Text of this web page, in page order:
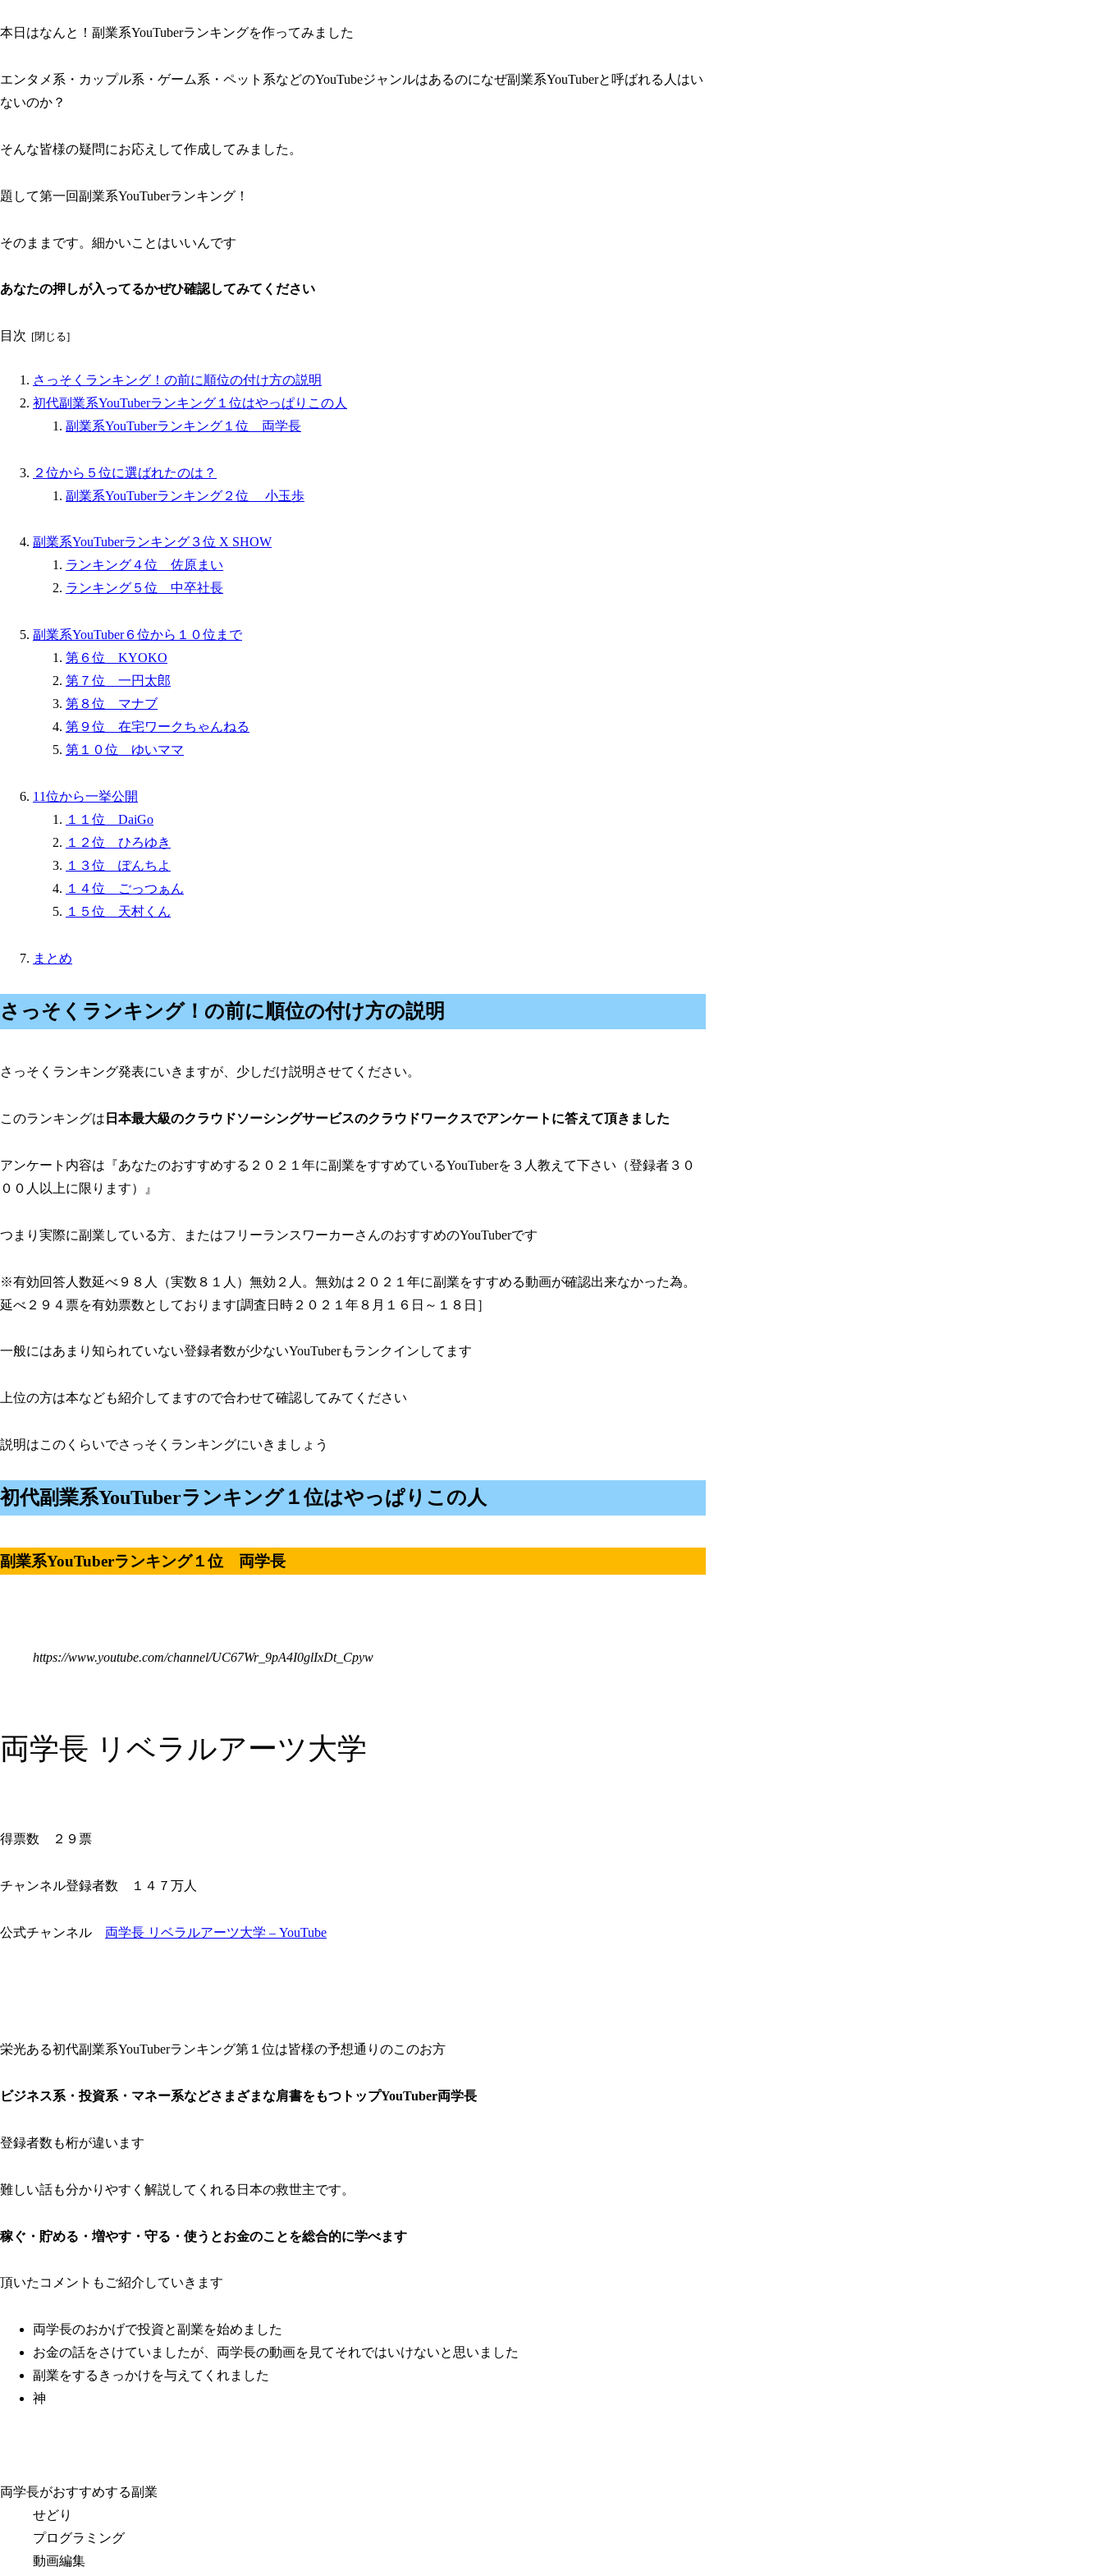
本日はなんと！副業系YouTuberランキングを作ってみました
エンタメ系・カップル系・ゲーム系・ペット系などのYouTubeジャンルはあるのになぜ副業系YouTuberと呼ばれる人はい
ないのか？
そんな皆様の疑問にお応えして作成してみました。
題して第一回副業系YouTuberランキング！
そのままです。細かいことはいいんです
あなたの押しが入ってるかぜひ確認してみてください
目次
さっそくランキング！の前に順位の付け方の説明
初代副業系YouTuberランキング１位はやっぱりこの人
副業系YouTuberランキング１位 両学長
２位から５位に選ばれたのは？
副業系YouTuberランキング２位 小玉歩
副業系YouTuberランキング３位 X SHOW
ランキング４位 佐原まい
ランキング５位 中卒社長
副業系YouTuber６位から１０位まで
第６位 KYOKO
第７位 一円太郎
第８位 マナブ
第９位 在宅ワークちゃんねる
第１０位 ゆいママ
11位から一挙公開
１１位 DaiGo
１２位 ひろゆき
１３位 ぽんちよ
１４位 ごっつぁん
１５位 天村くん
まとめ
さっそくランキング！の前に順位の付け方の説明
さっそくランキング発表にいきますが、少しだけ説明させてください。
このランキングは 日本最大級のクラウドソーシングサービスのクラウドワークスでアンケートに答えて頂きました
アンケート内容は『あなたのおすすめする２０２１年に副業をすすめているYouTuberを３人教えて下さい（登録者３０
００人以上に限ります）』
つまり実際に副業している方、またはフリーランスワーカーさんのおすすめのYouTuberです
※有効回答人数延べ９８人（実数８１人）無効２人。無効は２０２１年に副業をすすめる動画が確認出来なかった為。
延べ２９４票を有効票数としております[調査日時２０２１年８月１６日～１８日］
一般にはあまり知られていない登録者数が少ないYouTuberもランクインしてます
上位の方は本なども紹介してますので合わせて確認してみてください
説明はこのくらいでさっそくランキングにいきましょう
初代副業系YouTuberランキング１位はやっぱりこの人
副業系YouTuberランキング１位 両学長
https://www.youtube.com/channel/UC67Wr_9pA4I0glIxDt_Cpyw
両学長 リベラルアーツ大学
得票数 ２９票
チャンネル登録者数 １４７万人
公式チャンネル 両学長 リベラルアーツ大学 – YouTube
栄光ある初代副業系YouTuberランキング第１位は皆様の予想通りのこのお方
ビジネス系・投資系・マネー系などさまざまな肩書をもつトップYouTuber両学長
登録者数も桁が違います
難しい話も分かりやすく解説してくれる日本の救世主です。
稼ぐ・貯める・増やす・守る・使うとお金のことを総合的に学べます
頂いたコメントもご紹介していきます
両学長のおかげで投資と副業を始めました
お金の話をさけていましたが、両学長の動画を見てそれではいけないと思いました
副業をするきっかけを与えてくれました
神
両学長がおすすめする副業
せどり
プログラミング
動画編集